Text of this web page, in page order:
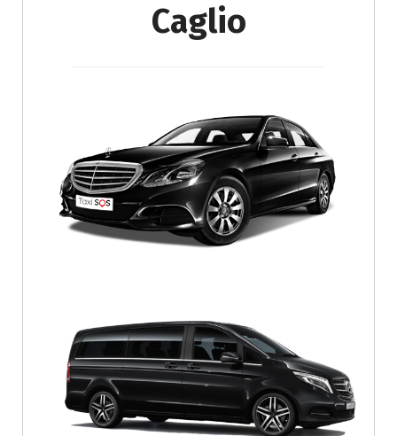
Caglio